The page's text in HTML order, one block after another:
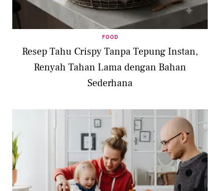
FOOD
Resep Tahu Crispy Tanpa Tepung Instan,
Renyah Tahan Lama dengan Bahan
Sederhana